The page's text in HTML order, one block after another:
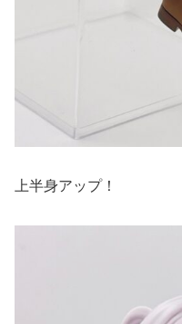
上半身アップ！